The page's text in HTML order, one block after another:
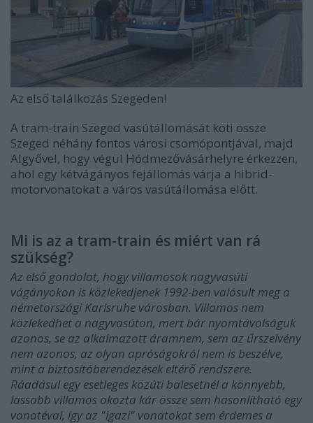
Az első találkozás Szegeden!
A tram-train Szeged vasútállomását köti össze
Szeged néhány fontos városi csomópontjával, majd
Algyővel, hogy végül Hódmezővásárhelyre érkezzen,
ahol egy kétvágányos fejállomás várja a hibrid-
motorvonatokat a város vasútállomása előtt.
Mi is az a tram-train és miért van rá
szükség?
Az első gondolat, hogy villamosok nagyvasúti
vágányokon is közlekedjenek 1992-ben valósult meg a
németországi Karlsruhe városban. Villamos nem
közlekedhet a nagyvasúton, mert bár nyomtávolságuk
azonos, se az alkalmazott áramnem, sem az űrszelvény
nem azonos, az olyan apróságokról nem is beszélve,
mint a biztosítóberendezések eltérő rendszere.
Ráadásul egy esetleges közúti balesetnél a könnyebb,
lassabb villamos okozta kár össze sem hasonlítható egy
vonatéval, így az "igazi" vonatokat sem érdemes a